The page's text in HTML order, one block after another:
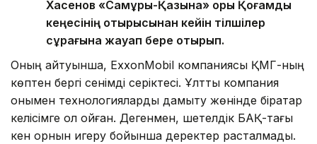
Хасенов «Самұрық-Қазына» қоры Қоғамдық
кеңесінің отырысынан кейін тілшілер
сұрағына жауап бере отырып.
Оның айтуынша, ExxonMobil компаниясы ҚМГ-ның
көптен бергі сенімді серіктесі. Ұлттық компания
онымен технологияларды дамыту жөнінде бірқатар
келісімге қол қойған. Дегенмен, шетелдік БАҚ-тағы
кен орнын игеру бойынша деректер расталмады.